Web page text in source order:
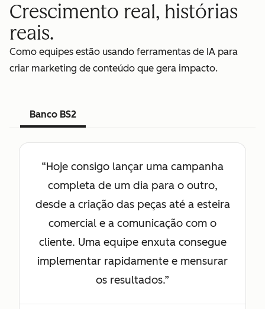
Crescimento real, histórias
reais.
Como equipes estão usando ferramentas de IA para
criar marketing de conteúdo que gera impacto.
Banco BS2
“Hoje consigo lançar uma campanha
completa de um dia para o outro,
desde a criação das peças até a esteira
comercial e a comunicação com o
cliente. Uma equipe enxuta consegue
implementar rapidamente e mensurar
os resultados.”